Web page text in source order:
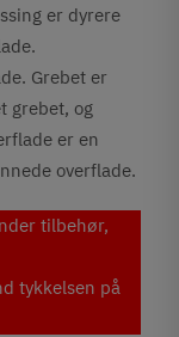
er dyrere
Grebet er
grebet, og
er en
overflade.
tilbehør,
tykkelsen på